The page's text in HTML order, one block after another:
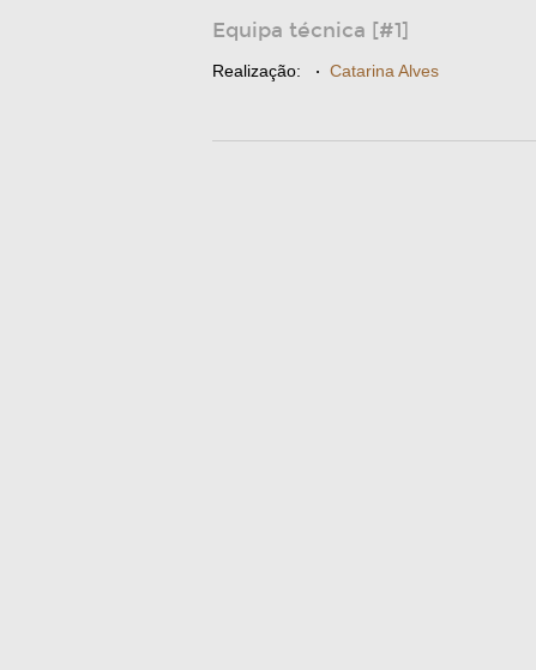
Equipa técnica [#1]
Realização: · Catarina Alves